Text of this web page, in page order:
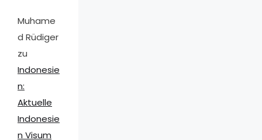
Muhame
d Rüdiger
zu
Indonesie
n:
Aktuelle
Indonesie
n Visum